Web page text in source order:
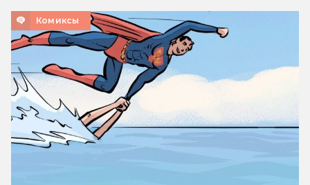
Комиксы